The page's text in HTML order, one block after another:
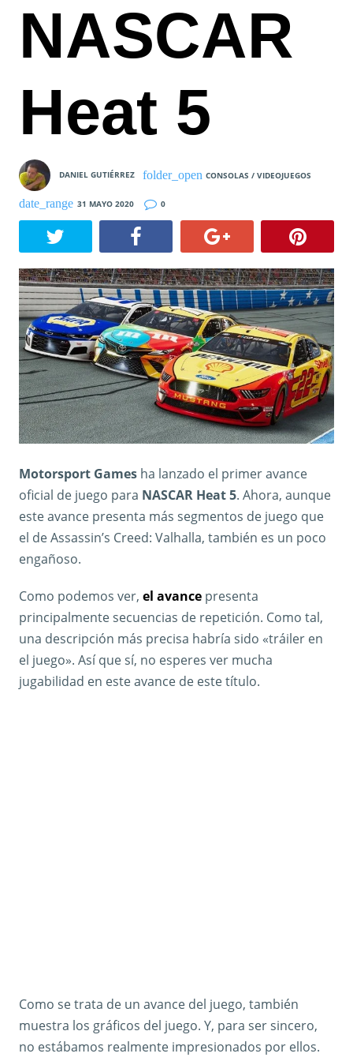
NASCAR
Heat 5
DANIEL GUTIÉRREZ CONSOLAS / VIDEOJUEGOS
31 MAYO 2020 0
Motorsport Games ha lanzado el primer avance
oficial de juego para NASCAR Heat5. Ahora, aunque
este avance presenta más segmentos de juego que
el de Assassin’s Creed: Valhalla, también es un poco
engañoso.
Como podemos ver, el avance presenta
principalmente secuencias de repetición. Como tal,
una descripción más precisa habría sido «tráiler en
el juego». Así que sí, no esperes ver mucha
jugabilidad en este avance de este título.
Como se trata de un avance del juego, también
muestra los gráficos del juego. Y, para ser sincero,
no estábamos realmente impresionados por ellos.